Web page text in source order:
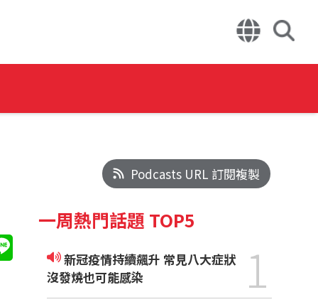
Podcasts URL 訂閱複製
一周熱門話題 TOP5
新冠疫情持續飆升 常見八大症狀
沒發燒也可能感染
1